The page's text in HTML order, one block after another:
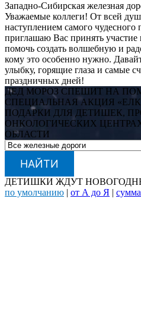
Западно-Сибирская железная
Уважаемые коллеги! От всей
наступлением самого
приглашаю Вас принять участие
помочь создать волшебную и
кому это особенно нужно.
улыбку, горящие глаза и самые
праздничных дней!
ДЕД МОРОЗ СПЕШИТ НА
СПЕЦИАЛЬНАЯ АКЦИЯ
ПОДАРКИ ДЛЯ ДЕТИШЕК,
ОНКОЛОГИЧЕСКИХ
ОБЛАСТИ
НАЙТИ
ДЕТИШКИ ЖДУТ
по умолчанию | от А до Я |